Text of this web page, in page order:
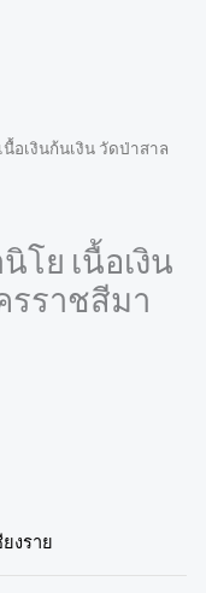
อเงินก้นเงิน วัดป่าสาล
โย เนื้อเงิน
รราชสีมา
งราย